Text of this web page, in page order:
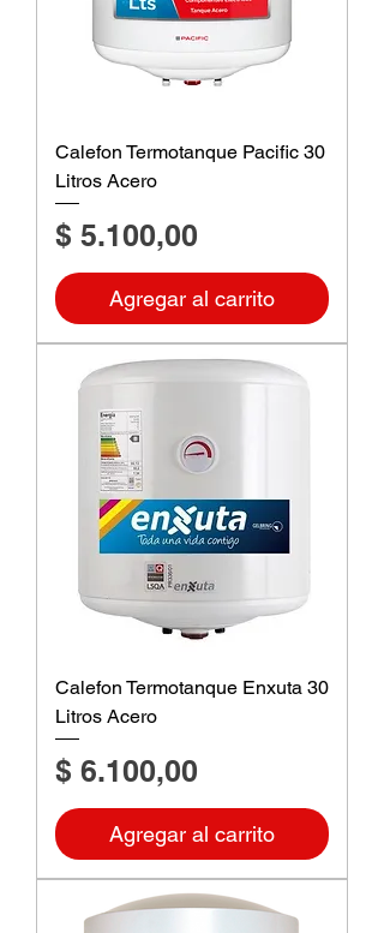
Calefon Termotanque Pacific 30
Litros Acero
Precio
$ 5.100,00
Agregar al carrito
Calefon Termotanque Enxuta 30
Litros Acero
Precio
$ 6.100,00
Agregar al carrito